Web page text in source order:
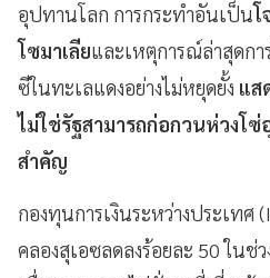
อุปทานโลก การกระทำอันเป็นโ
โซมาเลียและเหตุการณ์ล่าสุดก
ซีในทะเลแดงอย่างไม่หยุดยั้ง แส
ไม่ใช่รัฐสามารถก่อกวนห่วงโ
สำคัญ
กองทุนการเงินระหว่างประเทศ
คลองสุเอซลดลงร้อยละ 50 ในช่